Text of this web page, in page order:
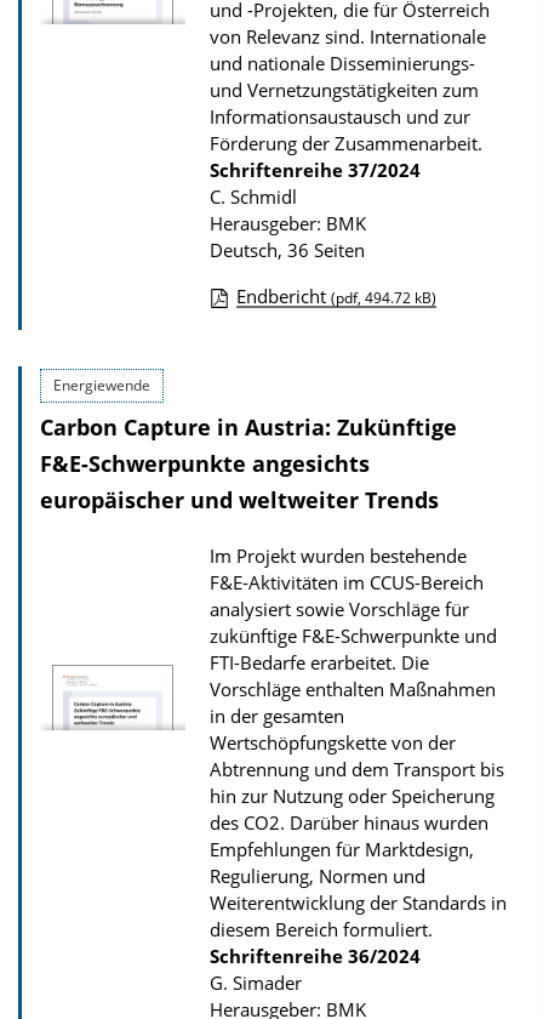
P
u
b
l
i
k
a
t
i
und -Projekten, die für Österreich
von Relevanz sind. Internationale
und nationale Disseminierungs-
und Vernetzungstätigkeiten zum
Informationsaustausch und zur
Förderung der Zusammenarbeit.
Schriftenreihe 37/2024
C. Schmidl
Herausgeber: BMK
Deutsch, 36 Seiten
n
l
o
d
s
z
u
r
P
u
b
l
i
k
a
t
i
Endbericht (pdf, 494.72 kB)
Energiewende
Carbon Capture in Austria: Zukünftige
F&E-Schwerpunkte angesichts
europäischer und weltweiter Trends
Im Projekt wurden bestehende
F&E-Aktivitäten im CCUS-Bereich
analysiert sowie Vorschläge für
zukünftige F&E-Schwerpunkte und
FTI-Bedarfe erarbeitet. Die
Vorschläge enthalten Maßnahmen
in der gesamten
Wertschöpfungskette von der
Abtrennung und dem Transport bis
hin zur Nutzung oder Speicherung
des CO2. Darüber hinaus wurden
Empfehlungen für Marktdesign,
Regulierung, Normen und
Weiterentwicklung der Standards in
diesem Bereich formuliert.
Schriftenreihe 36/2024
G. Simader
Herausgeber: BMK